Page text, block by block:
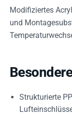
Modifiziertes
und
Strukturierte